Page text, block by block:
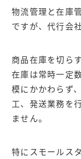
物流管理と在庫
ですが、代行会
商品在庫を切ら
在庫は常時一定
模にかかわらず
工、発送業務を
ません。
特にスモールス